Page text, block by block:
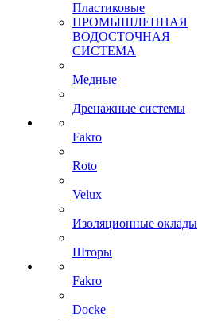
Пластиковые
ПРОМЫШЛЕННАЯ
ВОДОСТОЧНАЯ
СИСТЕМА
Медные
Дренажные системы
Fakro
Roto
Velux
Изоляционные оклады
Шторы
Fakro
Docke